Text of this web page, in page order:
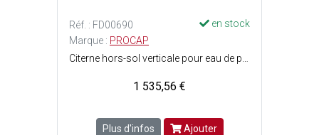
Réf. : FD00690
en stock
Marque : PROCAP
1 535,56 €
Plus d'infos Ajouter